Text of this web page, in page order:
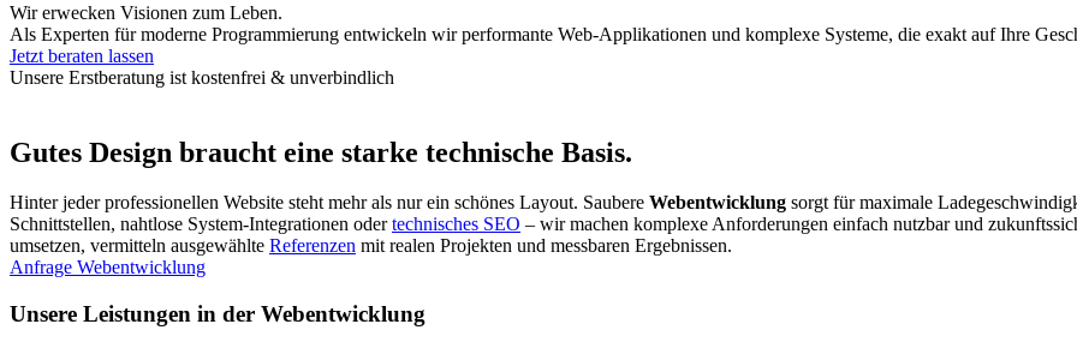
Wir erwecken Visionen zum Leben.
Als Experten für moderne Programmierung entwickeln wir performante Web-Applikationen und komplexe Systeme, die exakt auf Ihre
Jetzt beraten lassen
Unsere Erstberatung ist kostenfrei & unverbindlich
Gutes Design braucht eine starke technische Basis.
Hinter jeder professionellen Website steht mehr als nur ein schönes Layout. Saubere Webentwicklung sorgt für maximale
Schnittstellen, nahtlose System-Integrationen odertechnisches SEO – wir machen komplexe Anforderungen einfach nutzbar und
umsetzen, vermitteln ausgewählte Referenzen mit realen Projekten und messbaren Ergebnissen.
Anfrage Webentwicklung
Unsere Leistungen in der Webentwicklung